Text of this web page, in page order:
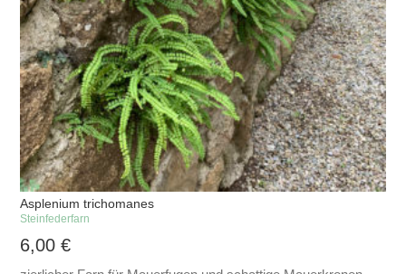
Asplenium trichomanes
Steinfederfarn
6,00€